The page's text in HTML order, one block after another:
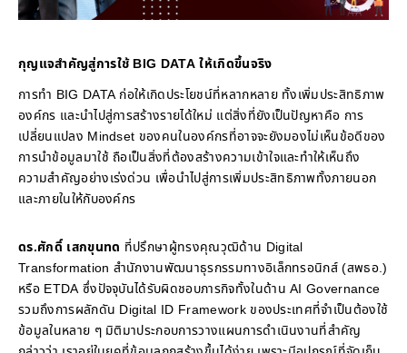
กุญแจสำคัญสู่การใช้ BIG DATA ให้เกิดขึ้นจริง
การทำ BIG DATA ก่อให้เกิดประโยชน์ที่หลากหลาย ทั้งเพิ่มประสิทธิภาพ
องค์กร และนำไปสู่การสร้างรายได้ใหม่ แต่สิ่งที่ยังเป็นปัญหาคือ การ
เปลี่ยนแปลง Mindset ของคนในองค์กรที่อาจจะยังมองไม่เห็นข้อดีของ
การนำข้อมูลมาใช้ ถือเป็นสิ่งที่ต้องสร้างความเข้าใจและทำให้เห็นถึง
ความสำคัญอย่างเร่งด่วน เพื่อนำไปสู่การเพิ่มประสิทธิภาพทั้งภายนอก
และภายในให้กับองค์กร
ดร.ศักดิ์ เสกขุนทด ที่ปรึกษาผู้ทรงคุณวุฒิด้าน Digital
Transformation สำนักงานพัฒนาธุรกรรมทางอิเล็กทรอนิกส์ (สพธอ.)
หรือ ETDA ซึ่งปัจจุบันได้รับผิดชอบภารกิจทั้งในด้าน AI Governance
รวมถึงการผลักดัน Digital ID Framework ของประเทศที่จำเป็นต้องใช้
ข้อมูลในหลาย ๆ มิติมาประกอบการวางแผนการดำเนินงานที่สำคัญ